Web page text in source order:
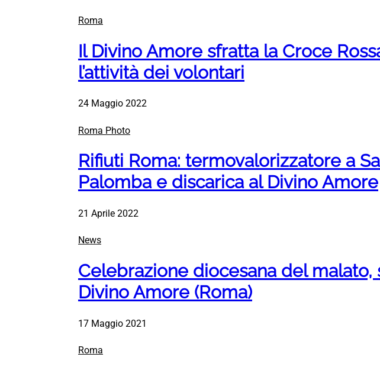
Roma
Il Divino Amore sfratta la Croce
l’attività dei volontari
24 Maggio 2022
Roma Photo
Rifiuti Roma: termovalorizzatore a
Palomba e discarica al Divino Amore
21 Aprile 2022
News
Celebrazione diocesana del malato,
Divino Amore (Roma)
17 Maggio 2021
Roma